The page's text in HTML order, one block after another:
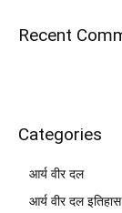
Recent
Categories
आर्य वीर दल
आर्य वीर दल इतिहास